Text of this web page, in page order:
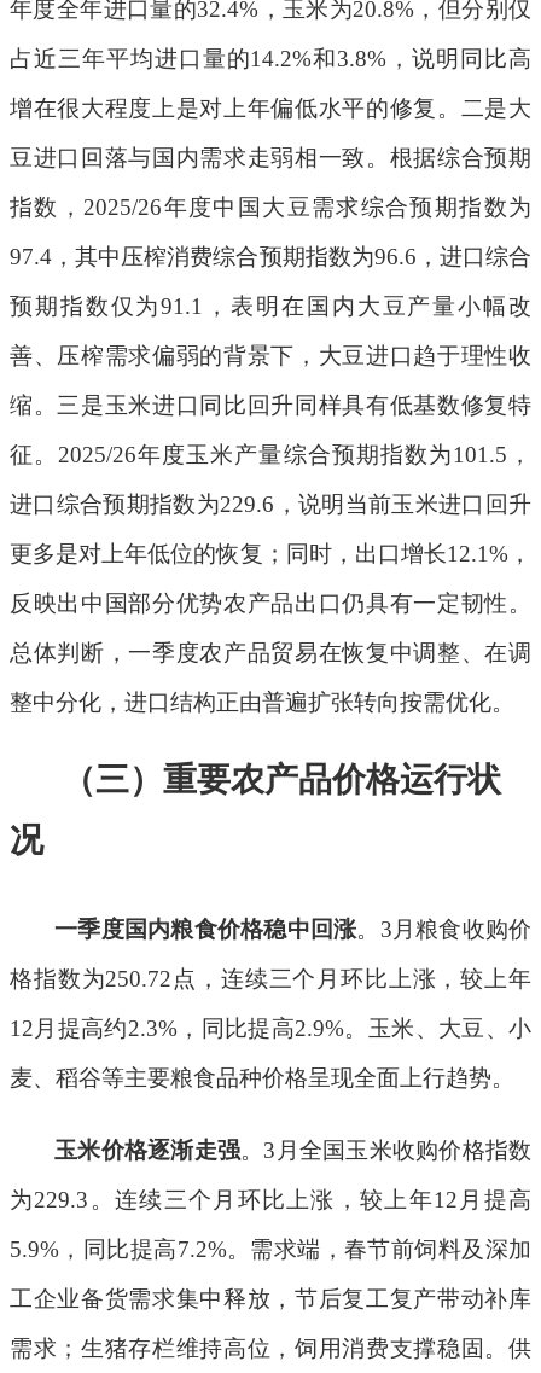
年度全年进口量的32.4% ，玉米为20.8% ，但分别仅
占近三年平均进口量的14.2%和3.8% ，说明同比高
增在很大程度上是对上年偏低水平的修复。 二是大
豆进口回落与国内需求走弱相一致。根据综合预期
指数 ， 2025/26年度中国大豆需求综合预期指数为
97.4 ，其中压榨消费综合预期指数为96.6 ，进口综合
预期指数仅为91.1
，表明在国内大豆产量小幅改
善、压榨需求偏弱的背景下，大豆进口趋于理性收
缩。 三是玉米进口同比回升同样具有低基数修复特
征。 2025/26年度玉米产量综合预期指数为101.5 ，
进口综合预期指数为229.6 ，说明当前玉米进口回升
更多是对上年低位的恢复；同时，出口增长12.1%，
反映出 中国部分优势农产品出口仍具有一定韧性。
总体判断，一季度农产品贸易在恢复中调整、在调
整中分化，进口结构正由普遍扩张转向按需优化。
（三）重要农产品价格运行状
况
一季度国内粮食价格稳中回涨。 3 月粮食收购价
格指数为250.72点，连续三个月环比上涨，较上年
12 月提高约2.3%，同比提高2.9%。玉米、大豆、小
麦、稻谷等主要粮食品种价格呈现全面上行趋势。
玉米价格逐渐走强。 3 月全国玉米收购价格指数
为229.3 。连续三个月环比上涨，较上年12 月提高
5.9% ，同比提高7.2%。需求端，春节前饲料及深加
工企业备货需求集中释放，节后复工复产带动补库
需求；生猪存栏维持高位，饲用消费支撑稳固。供